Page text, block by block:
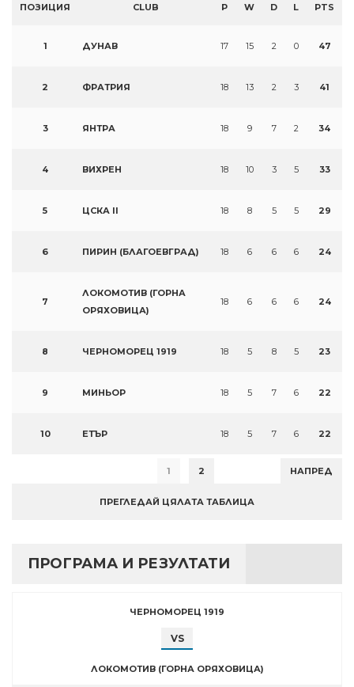
ПОЗИЦИЯ CLUB P W D L PTS
1 ДУНАВ 17 15 2 0 47
2 ФРАТРИЯ 18 13 2 3 41
3 ЯНТРА 18 9 7 2 34
4 ВИХРЕН 18 10 3 5 33
5 ЦСКА II 18 8 5 5 29
6 ПИРИН (БЛАГОЕВГРАД) 18 6 6 6 24
7
ЛОКОМОТИВ (ГОРНА
ОРЯХОВИЦА)
18 6 6 6 24
8 ЧЕРНОМОРЕЦ 1919 18 5 8 5 23
9 МИНЬОР 18 5 7 6 22
10 ЕТЪР 18 5 7 6 22
1 2 НАПРЕД
ПРЕГЛЕДАЙ ЦЯЛАТА ТАБЛИЦА
ПРОГРАМА И РЕЗУЛТАТИ
ЧЕРНОМОРЕЦ 1919
VS
ЛОКОМОТИВ (ГОРНА ОРЯХОВИЦА)